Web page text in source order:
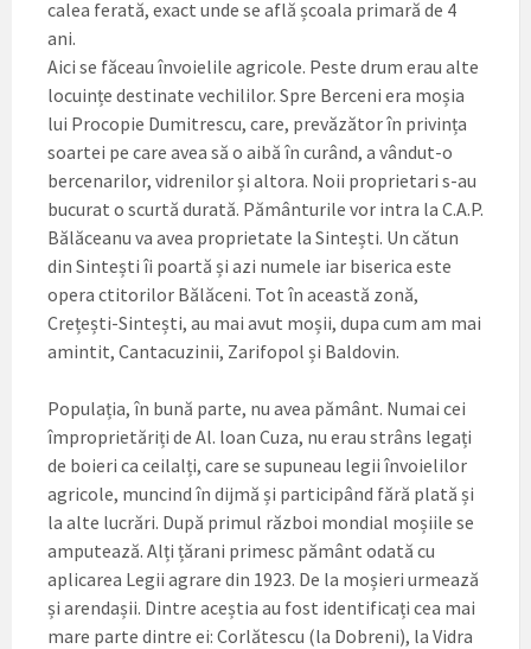
calea ferată, exact unde se află școala primară de 4
ani.
Aici se făceau învoielile agricole. Peste drum erau alte
locuințe destinate vechililor. Spre Berceni era moșia
lui Procopie Dumitrescu, care, prevăzător în privința
soartei pe care avea să o aibă în curând, a vândut-o
bercenarilor, vidrenilor și altora. Noii proprietari s-au
bucurat o scurtă durată. Pământurile vor intra la C.A.P.
Bălăceanu va avea proprietate la Sintești. Un cătun
din Sintești îi poartă și azi numele iar biserica este
opera ctitorilor Bălăceni. Tot în această zonă,
Crețești-Sintești, au mai avut moșii, dupa cum am mai
amintit, Cantacuzinii, Zarifopol și Baldovin.
Populația, în bună parte, nu avea pământ. Numai cei
împroprietăriți de Al. loan Cuza, nu erau strâns legați
de boieri ca ceilalți, care se supuneau legii învoielilor
agricole, muncind în dijmă și participând fără plată și
la alte lucrări. După primul război mondial moșiile se
amputează. Alți țărani primesc pământ odată cu
aplicarea Legii agrare din 1923. De la moșieri urmează
și arendașii. Dintre aceștia au fost identificați cea mai
mare parte dintre ei: Corlătescu (la Dobreni), la Vidra